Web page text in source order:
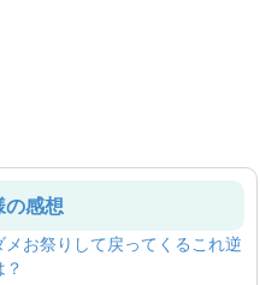
の感想
お祭りして戻ってくるこれ逆